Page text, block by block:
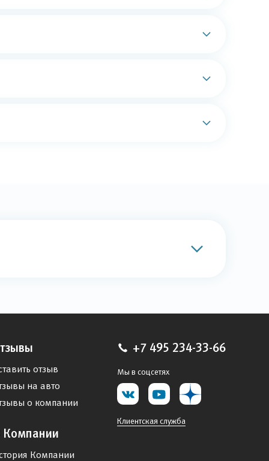
отзыв
на авто
о компании
Компании
Компании
+7 495 234-33-66
Мы в соцсетях
Клиентская служба